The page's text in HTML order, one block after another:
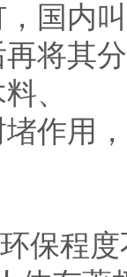
国内
将其
、
作用
保程